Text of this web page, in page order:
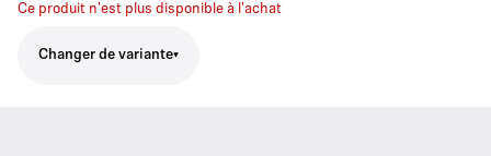
Ce produit n'est plus disponible à l'achat
Changer de variante